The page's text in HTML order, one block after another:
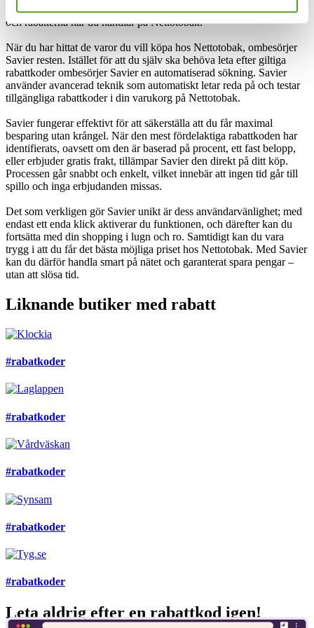
fungerar som en praktisk assistent som hittar de bästa erbjudandena
och rabatterna när du handlar på Nettotobak.
När du har hittat de varor du vill köpa hos Nettotobak, ombesörjer
Savier resten. Istället för att du själv ska behöva leta efter giltiga
rabattkoder ombesörjer Savier en automatiserad sökning. Savier
använder avancerad teknik som automatiskt letar reda på och testar
tillgängliga rabattkoder i din varukorg på Nettotobak.
Savier fungerar effektivt för att säkerställa att du får maximal
besparing utan krångel. När den mest fördelaktiga rabattkoden har
identifierats, oavsett om den är baserad på procent, ett fast belopp,
eller erbjuder gratis frakt, tillämpar Savier den direkt på ditt köp.
Processen går snabbt och enkelt, vilket innebär att ingen tid går till
spillo och inga erbjudanden missas.
Det som verkligen gör Savier unikt är dess användarvänlighet; med
endast ett enda klick aktiverar du funktionen, och därefter kan du
fortsätta med din shopping i lugn och ro. Samtidigt kan du vara
trygg i att du får det bästa möjliga priset hos Nettotobak. Med Savier
kan du därför handla smart på nätet och garanterat spara pengar –
utan att slösa tid.
Liknande butiker med rabatt
#rabatkoder
#rabatkoder
#rabatkoder
#rabatkoder
#rabatkoder
Leta aldrig efter en rabattkod igen!